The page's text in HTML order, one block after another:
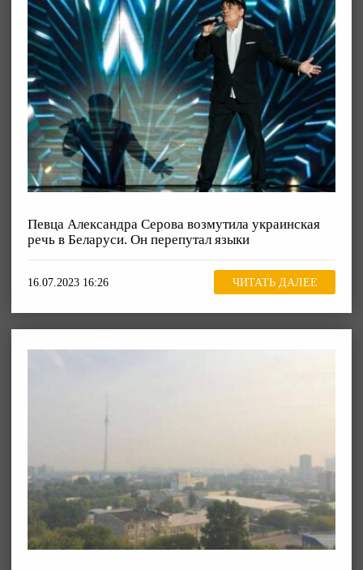
Певца Александра Серова возмутила украинская
речь в Беларуси. Он перепутал языки
16.07.2023 16:26 ЧИТАТЬ ДАЛЕЕ